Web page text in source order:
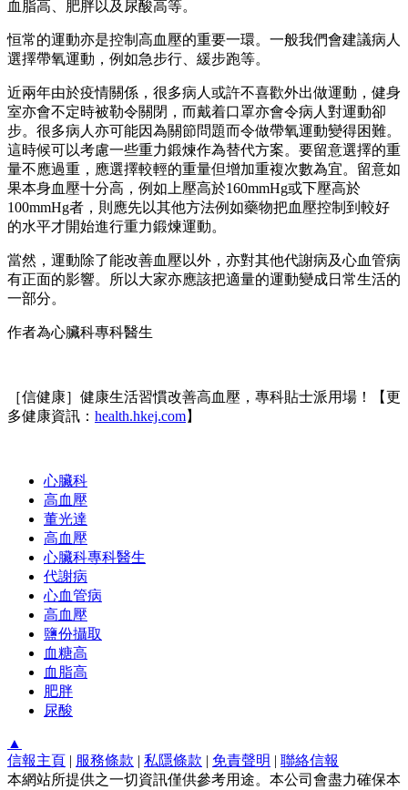
血脂高、肥胖以及尿酸高等。
恒常的運動亦是控制高血壓的重要一環。一般我們會建議病人
選擇帶氧運動，例如急步行、緩步跑等。
近兩年由於疫情關係，很多病人或許不喜歡外出做運動，健身
室亦會不定時被勒令關閉，而戴着口罩亦會令病人對運動卻
步。很多病人亦可能因為關節問題而令做帶氧運動變得困難。
這時候可以考慮一些重力鍛煉作為替代方案。要留意選擇的重
量不應過重，應選擇較輕的重量但增加重複次數為宜。留意如
果本身血壓十分高，例如上壓高於160mmHg或下壓高於
100mmHg者，則應先以其他方法例如藥物把血壓控制到較好
的水平才開始進行重力鍛煉運動。
當然，運動除了能改善血壓以外，亦對其他代謝病及心血管病
有正面的影響。所以大家亦應該把適量的運動變成日常生活的
一部分。
作者為心臟科專科醫生
［信健康］健康生活習慣改善高血壓，專科貼士派用場！【更
多健康資訊： health.hkej.com】
心臟科
高血壓
董光達
高血壓
心臟科專科醫生
代謝病
心血管病
高血壓
鹽份攝取
血糖高
血脂高
肥胖
尿酸
▲
信報主頁 | 服務條款 | 私隱條款 | 免責聲明 | 聯絡信報
本網站所提供之一切資訊僅供參考用途。本公司會盡力確保本